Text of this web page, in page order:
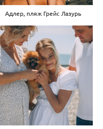
Адлер, пляж Грейс Лазурь